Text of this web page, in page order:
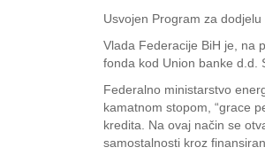
Usvojen Program za
Vlada Federacije BiH je, na
fonda kod Union banke d.d.
Federalno ministarstvo
kamatnom stopom, “grace
kredita. Na ovaj način se
samostalnosti kroz